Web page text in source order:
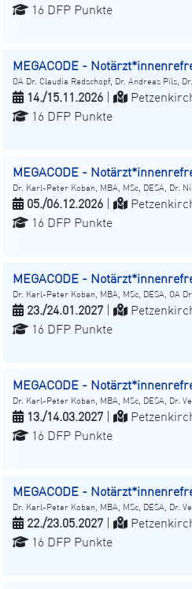
16 DFP Punkte
MEGACODE -
OA Dr. Claudia Radschopf, Dr. Andreas Pils,
14./15.11.2026
16 DFP Punkte
MEGACODE -
Dr. Karl-Peter Koban, MBA, MSc, DESA, Dr.
05./06.12.2026
16 DFP Punkte
MEGACODE -
Dr. Karl-Peter Koban, MBA, MSc, DESA, OA
23./24.01.2027
16 DFP Punkte
MEGACODE -
Dr. Karl-Peter Koban, MBA, MSc, DESA, Dr.
13./14.03.2027
16 DFP Punkte
MEGACODE -
Dr. Karl-Peter Koban, MBA, MSc, DESA, Dr.
22./23.05.2027
16 DFP Punkte